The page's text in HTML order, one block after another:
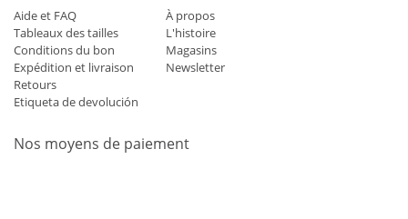
Aide et FAQ
Tableaux des tailles
Conditions du bon
Expédition et livraison
Retours
Etiqueta de devolución
À propos
L'histoire
Magasins
Newsletter
Nos moyens de paiement